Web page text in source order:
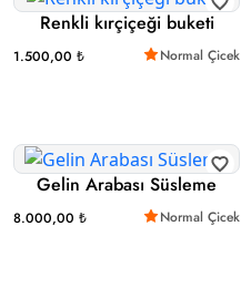
Renkli kırçiçeği buketi
1.500,00 ₺ Normal Çicek
Gelin Arabası Süsleme
8.000,00 ₺ Normal Çicek